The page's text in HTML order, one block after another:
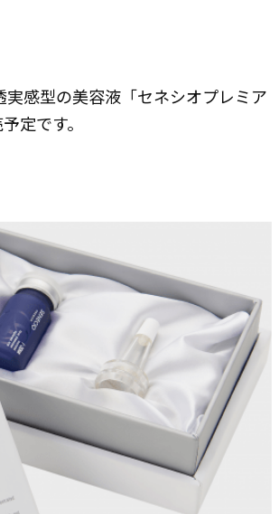
感型の美容液「セネシオプレミア
定です。